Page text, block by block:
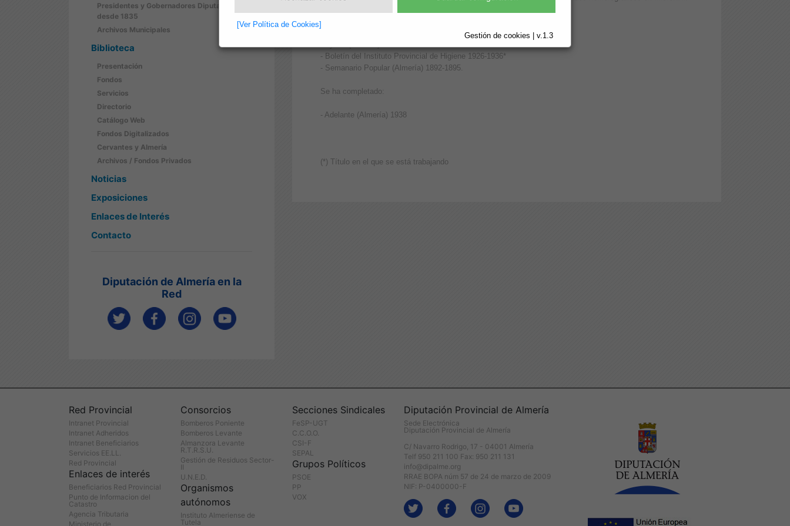
[Ver Política de Cookies]
Gestión de cookies | v.1.3
Presidentes y Gobernadores Diputación
desde 1835
Archivos Municipales
Biblioteca
Presentación
Fondos
Servicios
Directorio
Catálogo Web
Fondos Digitalizados
Cervantes y Almería
Archivos / Fondos Privados
Noticias
Exposiciones
Enlaces de Interés
Contacto
Diputación de Almería en la
Red
Se han añadido nuevos títulos:
- Boletín del Instituto Provincial de Higiene 1926-1936*
- Semanario Popular (Almería) 1892-1895.
Se ha completado:
- Adelante (Almería) 1938
(*) Título en el que se está trabajando
Red Provincial
Intranet Provincial
Intranet Adheridos
Intranet Beneficiarios
Servicios EE.LL.
Red Provincial
Enlaces de interés
Beneficiarios Red Provincial
Punto de Informacion del
Catastro
Agencia Tributaria
Ministerio de
Consorcios
Bomberos Poniente
Bomberos Levante
Almanzora Levante
R.T.R.S.U.
Gestión de Residuos Sector-
II
U.N.E.D.
Organismos
autónomos
Instituto Almeriense de
Tutela
Secciones Sindicales
FeSP-UGT
C.C.O.O.
CSI-F
SEPAL
Grupos Políticos
PSOE
PP
VOX
Diputación Provincial de Almería
Sede Electrónica
Diputación Provincial de Almería
C/ Navarro Rodrigo, 17 - 04001 Almería
Telf 950 211 100 Fax: 950 211 131
info@dipalme.org
RRAE BOPA núm 57 de 24 de marzo de 2009
NIF: P-0400000-F